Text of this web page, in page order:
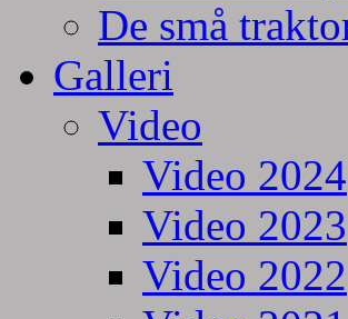
De små
Galleri
Video
Video 2024
Video 2023
Video 2022